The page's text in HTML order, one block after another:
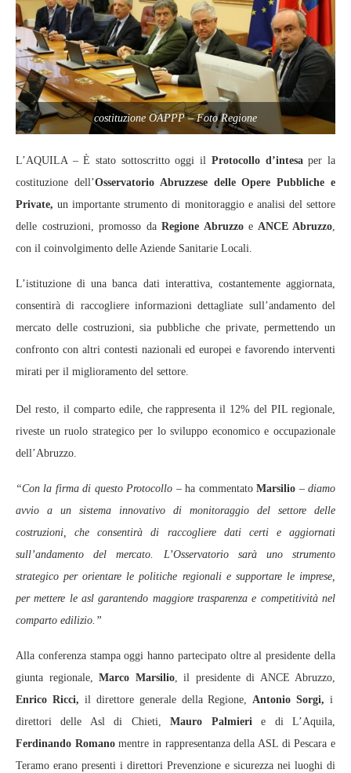
costituzione OAPPP – Foto Regione
L’AQUILA – È stato sottoscritto oggi il Protocollo d’intesaper la
costituzione dell’Osservatorio Abruzzese delle Opere Pubbliche e
Private, un importante strumento di monitoraggio e analisi del settore
delle costruzioni, promosso daRegione Abruzzoe ANCE Abruzzo,
con il coinvolgimento delle Aziende Sanitarie Locali.
L’istituzione di una banca dati interattiva, costantemente aggiornata,
consentirà di raccogliere informazioni dettagliate sull’andamento del
mercato delle costruzioni, sia pubbliche che private, permettendo un
confronto con altri contesti nazionali ed europei e favorendo interventi
mirati per il miglioramento del settore.
Del resto, il comparto edile, che rappresenta il 12% del PIL regionale,
riveste un ruolo strategico per lo sviluppo economico e occupazionale
dell’Abruzzo.
“Con la firma di questo Protocollo – ha commentatoMarsilio –diamo
avvio a un sistema innovativo di monitoraggio del settore delle
costruzioni, che consentirà di raccogliere dati certi e aggiornati
sull’andamento del mercato. L’Osservatorio sarà uno strumento
strategico per orientare le politiche regionali e supportare le imprese,
per mettere le asl garantendo maggiore trasparenza e competitività nel
comparto edilizio.”
Alla conferenza stampa oggi hanno partecipato oltre al presidente della
giunta regionale, Marco Marsilio, il presidente di ANCE Abruzzo,
Enrico Ricci, il direttore generale della Regione,Antonio Sorgi, i
direttori delle Asl di Chieti,Mauro Palmierie di L’Aquila,
Ferdinando Romanomentre in rappresentanza della ASL di Pescara e
Teramo erano presenti i direttori Prevenzione e sicurezza nei luoghi di